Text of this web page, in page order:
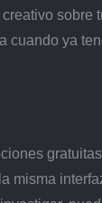
cuando ya
misma